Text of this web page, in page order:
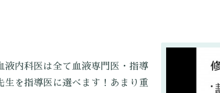
液内科医は全て血液専門医・指導
生を指導医に選べます！あまり重